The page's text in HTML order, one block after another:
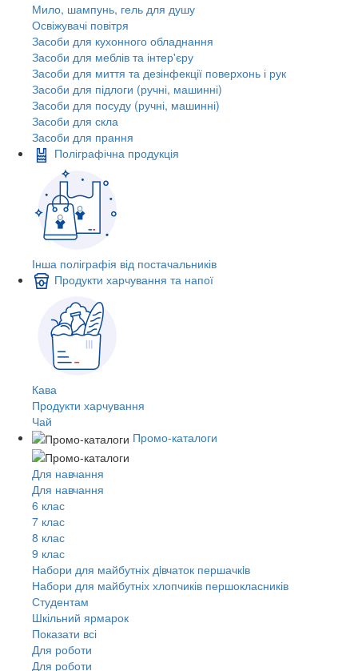
Мило, шампунь, гель для душу
Освіжувачі повітря
Засоби для кухонного обладнання
Засоби для меблів та інтер'єру
Засоби для миття та дезінфекції поверхонь і рук
Засоби для підлоги (ручні, машинні)
Засоби для посуду (ручні, машинні)
Засоби для скла
Засоби для прання
Поліграфічна продукція
Інша поліграфія від постачальників
Продукти харчування та напої
Кава
Продукти харчування
Чай
Промо-каталоги
Для навчання
Для навчання
6 клас
7 клас
8 клас
9 клас
Набори для майбутніх дiвчаток першачкiв
Набори для майбутніх хлопчиків першокласників
Студентам
Шкільний ярмарок
Показати всі
Для роботи
Для роботи